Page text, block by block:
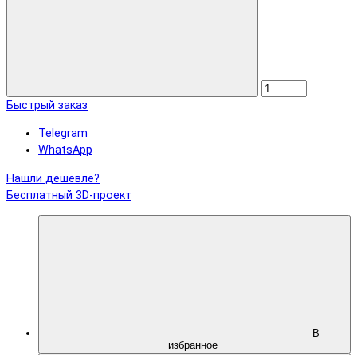
Быстрый заказ
Telegram
WhatsApp
Нашли дешевле?
Бесплатный 3D-проект
В
избранное